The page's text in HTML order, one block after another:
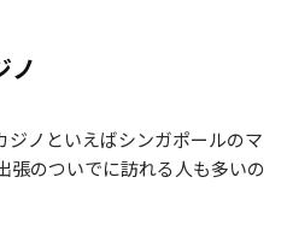
ノ
ジノといえばシンガポールのマ
張のついでに訪れる人も多いの